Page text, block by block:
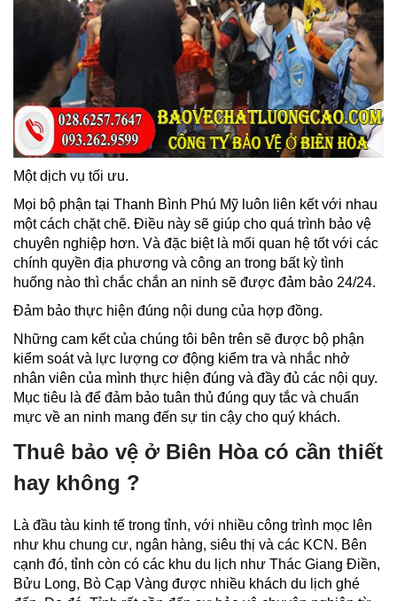
Một dịch vụ tối ưu.
Mọi bộ phận tại Thanh Bình Phú Mỹ luôn liên kết với nhau
một cách chặt chẽ. Điều này sẽ giúp cho quá trình bảo vệ
chuyên nghiệp hơn. Và đặc biệt là mối quan hệ tốt với các
chính quyền địa phương và công an trong bất kỳ tình
huống nào thì chắc chắn an ninh sẽ được đảm bảo 24/24.
Đảm bảo thực hiện đúng nội dung của hợp đồng.
Những cam kết của chúng tôi bên trên sẽ được bộ phận
kiểm soát và lực lượng cơ động kiểm tra và nhắc nhở
nhân viên của mình thực hiện đúng và đầy đủ các nội quy.
Mục tiêu là để đảm bảo tuân thủ đúng quy tắc và chuẩn
mực về an ninh mang đến sự tin cậy cho quý khách.
Thuê bảo vệ ở Biên Hòa có cần thiết
hay không ?
Là đầu tàu kinh tế trong tỉnh, với nhiều công trình mọc lên
như khu chung cư, ngân hàng, siêu thị và các KCN. Bên
cạnh đó, tỉnh còn có các khu du lịch như Thác Giang Điền,
Bửu Long, Bò Cạp Vàng được nhiều khách du lịch ghé